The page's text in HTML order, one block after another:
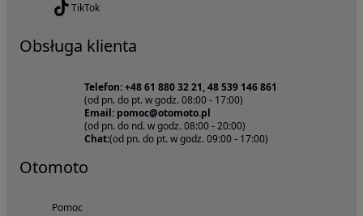
TikTok
Obsługa klienta
Telefon: +48 61 880 32 21, 48 539 146 861
(od pn. do pt. w godz. 08:00 - 17:00)
Email: pomoc@otomoto.pl
(od pn. do nd. w godz. 08:00 - 20:00)
Chat:(od pn. do pt. w godz. 09:00 - 17:00)
Otomoto
Pomoc